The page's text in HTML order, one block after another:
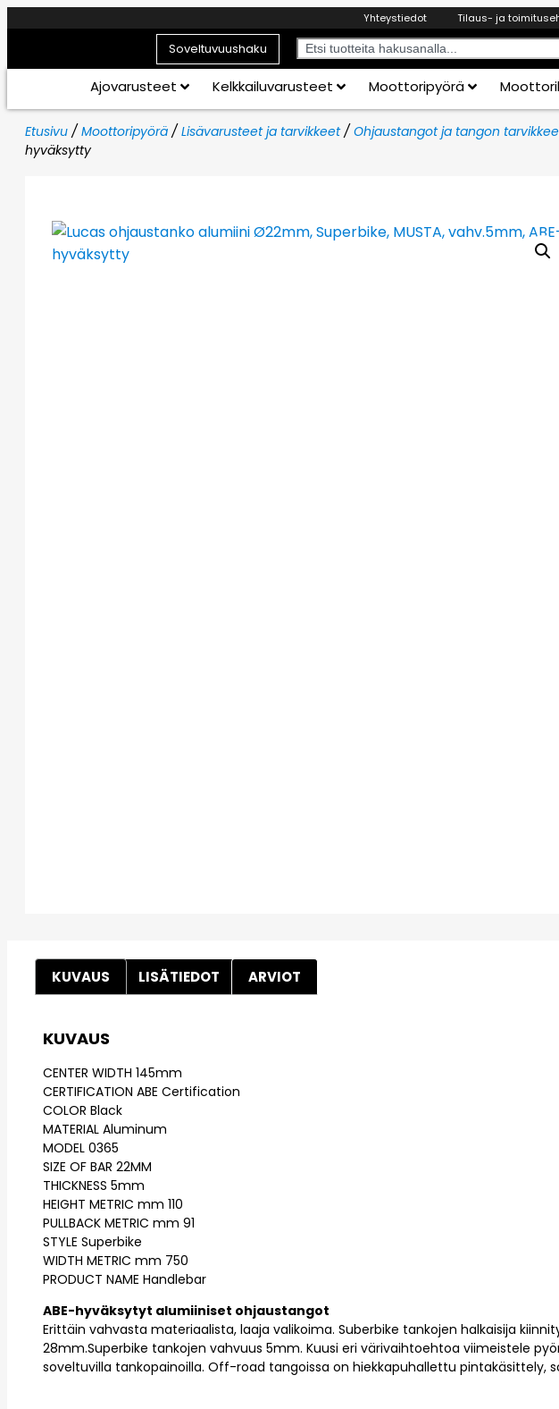
Yhteystiedot Tilaus- ja
Soveltuvuushaku
Ajovarusteet Kelkkailuvarusteet Moottoripyörä
Etusivu / Moottoripyörä / Lisävarusteet ja tarvikkeet/ Ohjaustangot ja tangon
hyväksytty
KUVAUS LISÄTIEDOT ARVIOT
KUVAUS
CENTER WIDTH 145mm
CERTIFICATION ABE Certification
COLOR Black
MATERIAL Aluminum
MODEL 0365
SIZE OF BAR 22MM
THICKNESS 5mm
HEIGHT METRIC mm 110
PULLBACK METRIC mm 91
STYLE Superbike
WIDTH METRIC mm 750
PRODUCT NAME Handlebar
ABE-hyväksytyt alumiiniset ohjaustangot
Erittäin vahvasta materiaalista, laaja valikoima. Suberbike tankojen halkaisija
28mm.Superbike tankojen vahvuus 5mm. Kuusi eri värivaihtoehtoa viimeistele
soveltuvilla tankopainoilla. Off-road tangoissa on hiekkapuhallettu pintakäsittely,